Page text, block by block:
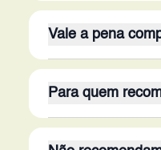
Vale a pena
RAM generosa e o
corresponder às
Para quem